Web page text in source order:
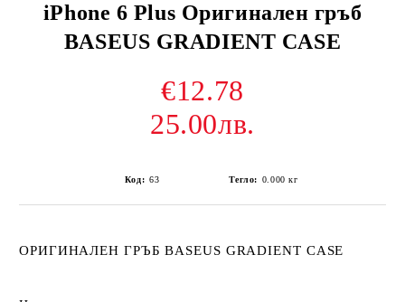
iPhone 6 Plus Оригинален гръб
BASEUS GRADIENT CASE
€12.78
25.00лв.
Код: 63 Тегло: 0.000 кг
ОРИГИНАЛЕН ГРЪБ BASEUS GRADIENT CASE